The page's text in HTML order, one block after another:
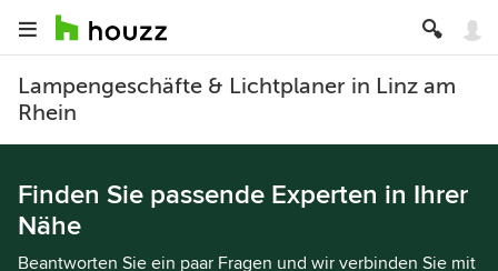
Lampengeschäfte & Lichtplaner in Linz am
Rhein
Finden Sie passende Experten in Ihrer
Nähe
Beantworten Sie ein paar Fragen und wir verbinden Sie mit